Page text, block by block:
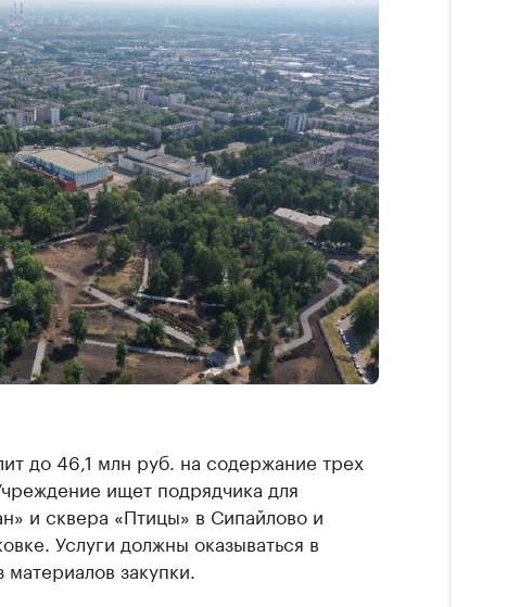
до 46,1 млн руб. на содержание трех
ищет подрядчика для
и сквера «Птицы» в Сипайлово и
Услуги должны оказываться в
закупки.